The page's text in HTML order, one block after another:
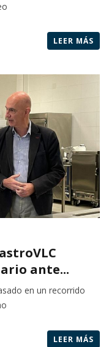
LEER MÁS
ante...
en un recorrido
LEER MÁS